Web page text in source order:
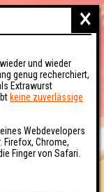
×
und wieder
genug recherchiert,
Extrawurst
keine zuverlässige
Webdevelopers
Firefox, Chrome,
Finger von Safari.